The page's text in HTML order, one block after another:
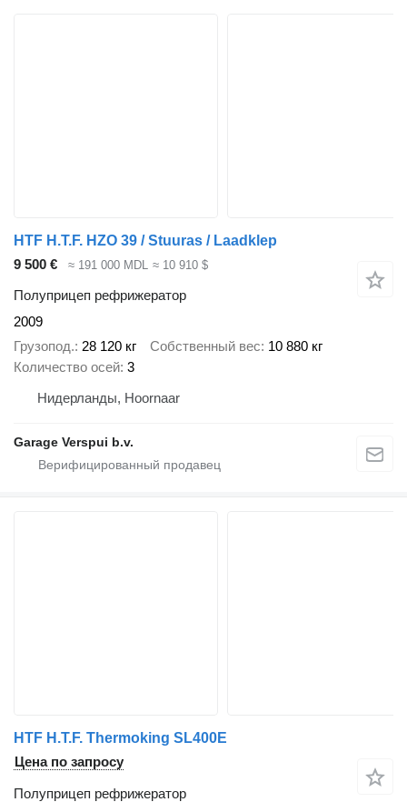
HTF H.T.F. HZO 39 / Stuuras / Laadklep
9 500 €
≈ 191 000 MDL ≈ 10 910 $
Полуприцеп рефрижератор
2009
Грузопод. 28 120 кг Собственный вес 10 880 кг
Количество осей 3
Нидерланды, Hoornaar
Garage Verspui b.v.
HTF H.T.F. Thermoking SL400E
Цена по запросу
Полуприцеп рефрижератор